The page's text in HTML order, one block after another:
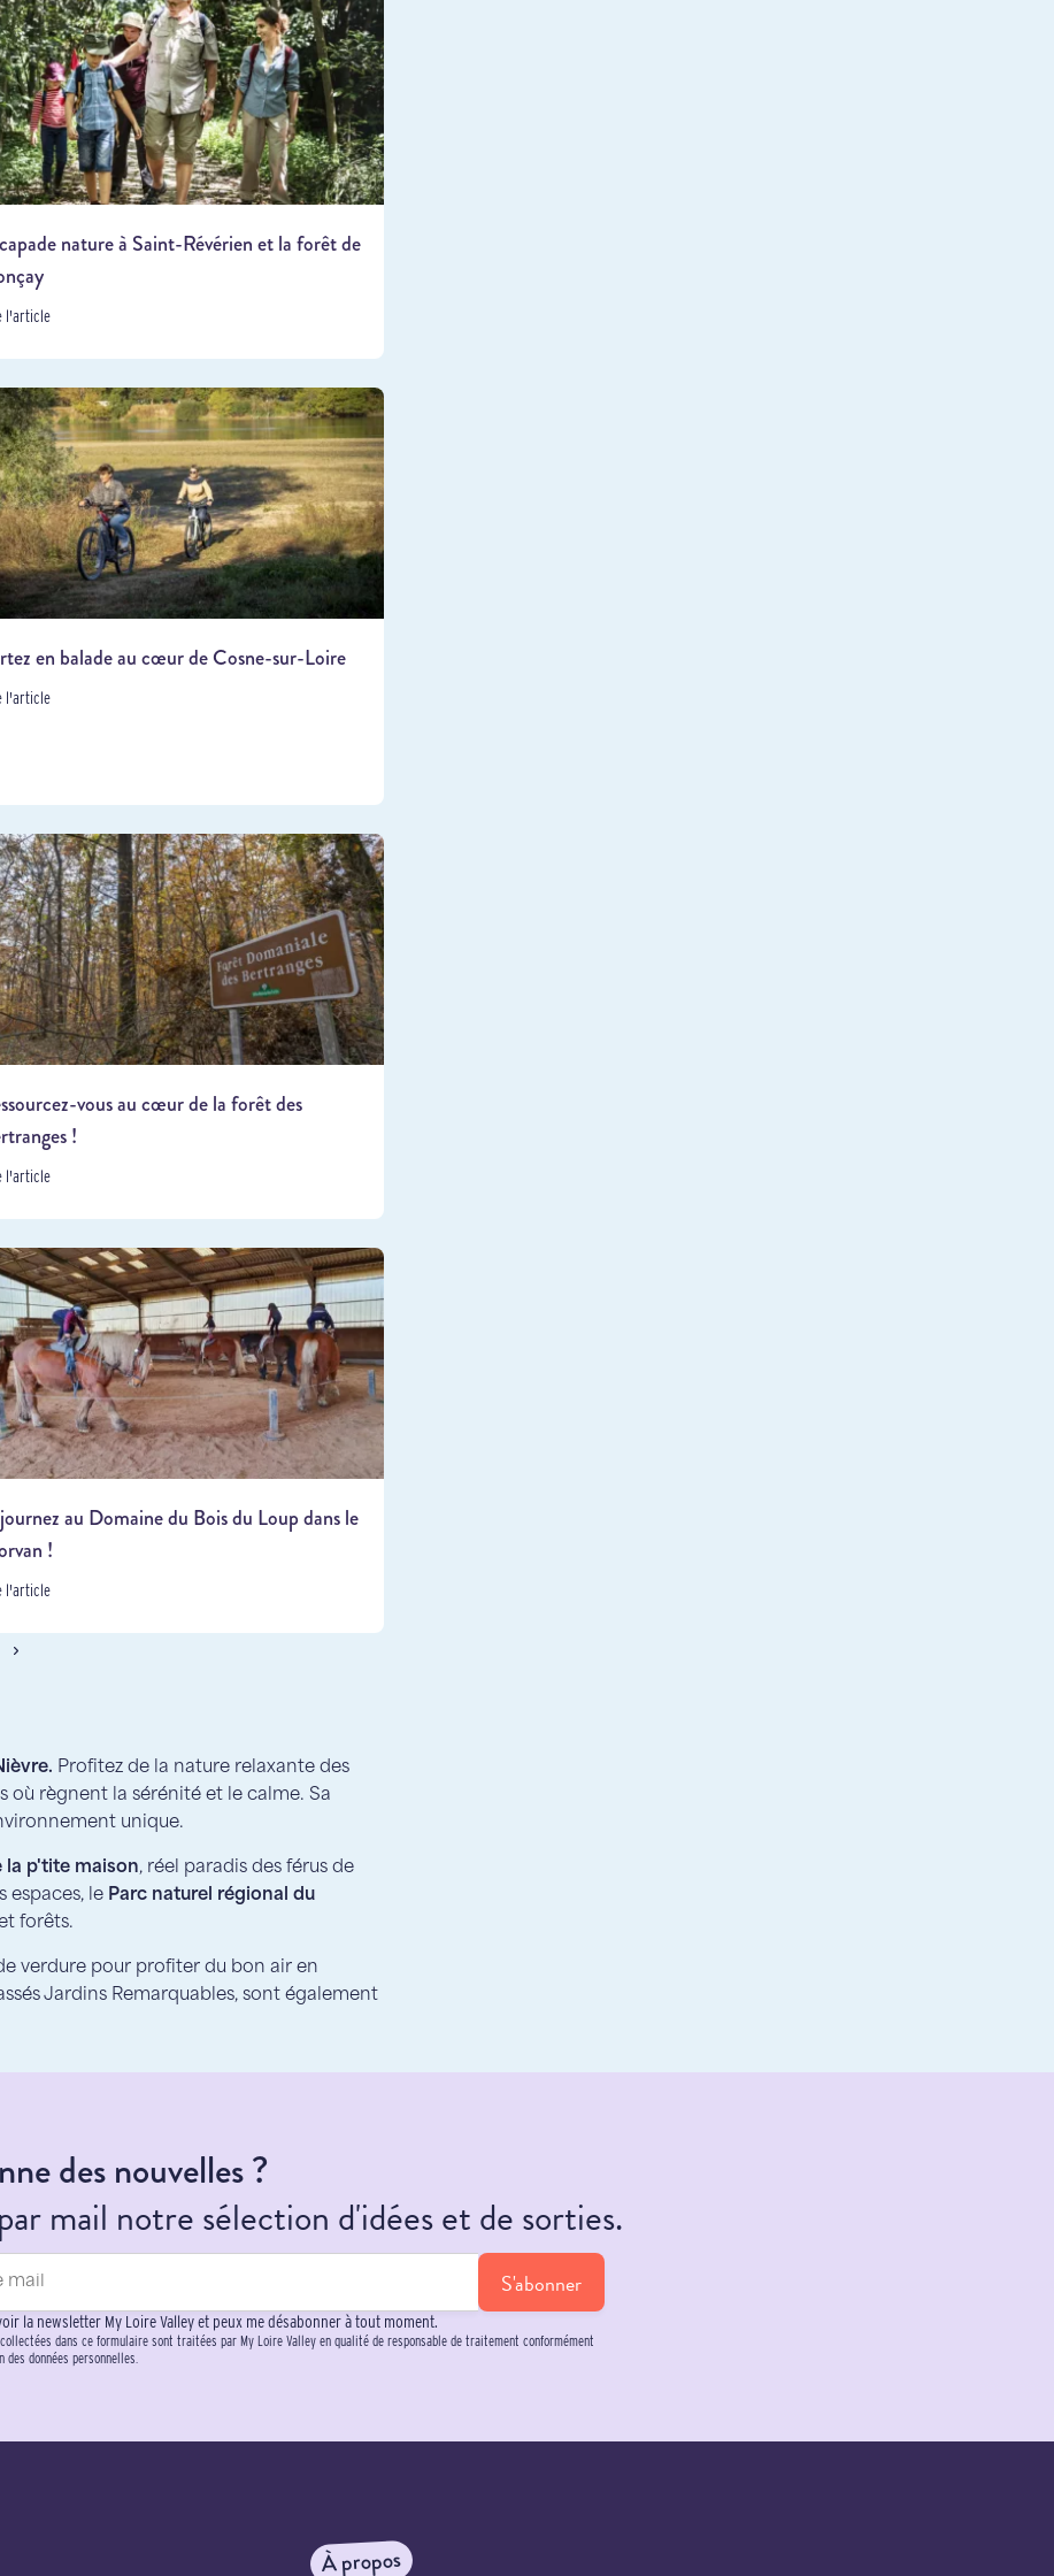
nature à Saint-Révérien et la forêt de
l'article
en balade au cœur de Cosne-sur-Loire
l'article
vous au cœur de la forêt des
!
l'article
au Domaine du Bois du Loup dans le
!
l'article
Profitez de la nature relaxante des
où règnent la sérénité et le calme. Sa
unique.
la p'tite maison, réel paradis des férus de
espaces, le Parc naturel régional du
forêts.
verdure pour profiter du bon air en
Jardins Remarquables, sont également
des nouvelles ?
mail notre sélection d'idées et de sorties.
S'abonner
la newsletter My Loire Valley et peux me désabonner à tout moment.
dans ce formulaire sont traitées par My Loire Valley en qualité de responsable de traitement conformément
données personnelles.
À propos